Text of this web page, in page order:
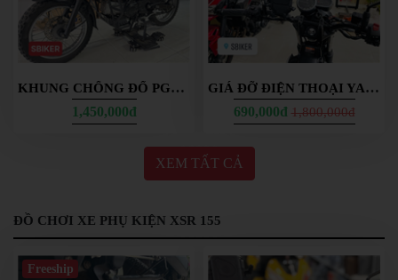
KHUNG CHỐNG ĐỔ PG1 CÁNH BƯỚM GÁC ỐP GẦM LỐC MÁY YAMAHA PG-1
1,450,000đ
GIÁ ĐỠ ĐIỆN THOẠI YAMAHA PG1 CHỐNG RUNG PG-1
690,000đ 1,800,000đ
XEM TẤT CẢ
ĐỒ CHƠI XE PHỤ KIỆN XSR 155
Freeship